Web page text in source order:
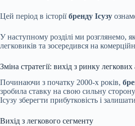
Цей період в історіїбренду Ісузу
У наступному розділі ми розглянемо,
легковиків та зосередився на
Зміна стратегії: вихід з ринку
Починаючи з початку 2000-х років,
зробила ставку на свою сильну
Ісузу зберегти прибутковість і
Вихід з легкового сегменту